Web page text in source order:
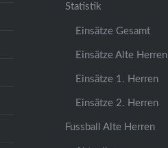
Statistik
Einsätze Gesamt
Einsätze Alte Herren
Einsätze 1. Herren
Einsätze 2. Herren
Fussball Alte Herren